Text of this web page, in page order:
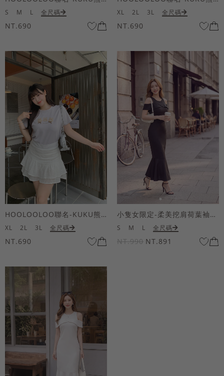
S M L 全尺碼
NT.690
XL 2L 3L 全尺碼
NT.690
HOOLOOLOO聯名-KUKU熊蝴蝶結短袖上衣
XL 2L 3L 全尺碼
NT.690
小隻女限定-柔美挖肩荷葉袖魚尾長洋裝
S M L 全尺碼
NT.990 NT.891